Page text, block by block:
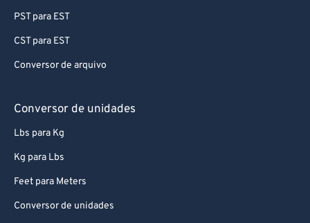
PST para EST
CST para EST
Conversor de arquivo
Conversor de unidades
Lbs para Kg
Kg para Lbs
Feet para Meters
Conversor de unidades